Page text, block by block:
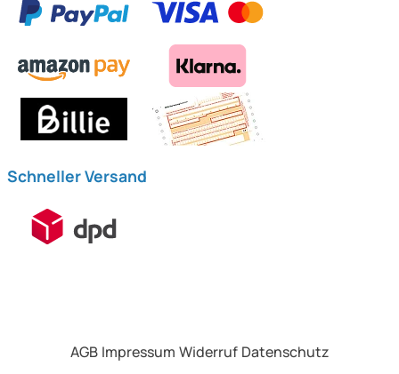
Schneller Versand
AGB Impressum Widerruf Datenschutz